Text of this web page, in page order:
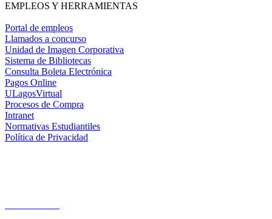
EMPLEOS Y HERRAMIENTAS
Portal de empleos
Llamados a concurso
Unidad de Imagen Corporativa
Sistema de Bibliotecas
Consulta Boleta Electrónica
Pagos Online
ULagosVirtual
Procesos de Compra
Intranet
Normativas Estudiantiles
Política de Privacidad